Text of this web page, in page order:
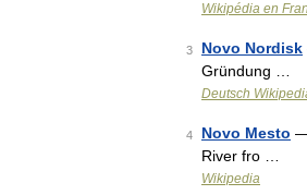
Wikipédia en
3 Novo Nordisk
Gründung …
Deutsch
4 Novo Mesto —
River fro …
Wikipedia